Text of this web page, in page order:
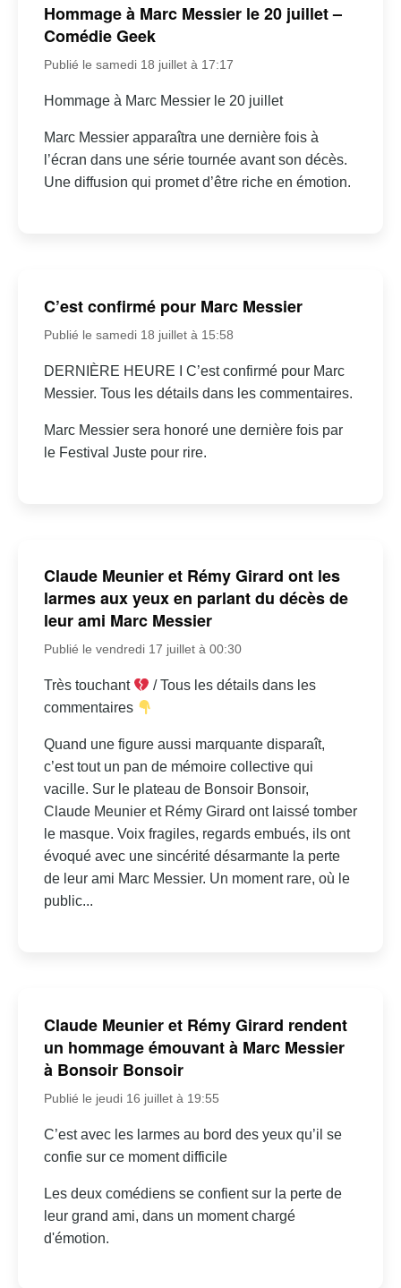
Hommage à Marc Messier le 20 juillet –
Comédie Geek
Publié le samedi 18 juillet à 17:17
Hommage à Marc Messier le 20 juillet
Marc Messier apparaîtra une dernière fois à
l’écran dans une série tournée avant son décès.
Une diffusion qui promet d’être riche en émotion.
C’est confirmé pour Marc Messier
Publié le samedi 18 juillet à 15:58
DERNIÈRE HEURE I C’est confirmé pour Marc
Messier. Tous les détails dans les commentaires.
Marc Messier sera honoré une dernière fois par
le Festival Juste pour rire.
Claude Meunier et Rémy Girard ont les
larmes aux yeux en parlant du décès de
leur ami Marc Messier
Publié le vendredi 17 juillet à 00:30
Très touchant
/ Tous les détails dans les
commentaires
Quand une figure aussi marquante disparaît,
c’est tout un pan de mémoire collective qui
vacille. Sur le plateau de Bonsoir Bonsoir,
Claude Meunier et Rémy Girard ont laissé tomber
le masque. Voix fragiles, regards embués, ils ont
évoqué avec une sincérité désarmante la perte
de leur ami Marc Messier. Un moment rare, où le
public...
Claude Meunier et Rémy Girard rendent
un hommage émouvant à Marc Messier
à Bonsoir Bonsoir
Publié le jeudi 16 juillet à 19:55
C’est avec les larmes au bord des yeux qu’il se
confie sur ce moment difficile
Les deux comédiens se confient sur la perte de
leur grand ami, dans un moment chargé
d'émotion.